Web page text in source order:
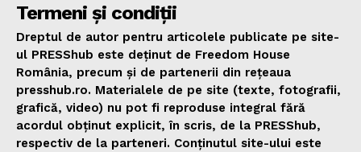
Termeni și condiții
Dreptul de autor pentru articolele publicate pe site-
ul PRESShub este deținut de Freedom House
România, precum și de partenerii din rețeaua
presshub.ro. Materialele de pe site (texte, fotografii,
grafică, video) nu pot fi reproduse integral fără
acordul obținut explicit, în scris, de la PRESShub,
respectiv de la parteneri. Conținutul site-ului este